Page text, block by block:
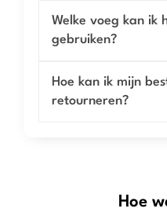
Welke voeg kan ik
gebruiken?
Hoe kan ik mijn
retourneren?
Hoe